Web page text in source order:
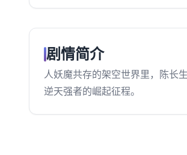
剧情简介
人妖魔共存的架空世界里，陈长
逆天强者的崛起征程。